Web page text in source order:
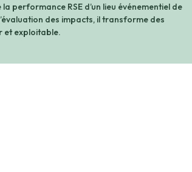
performance RSE d’un lieu événementiel de
des impacts, il transforme des
et exploitable.